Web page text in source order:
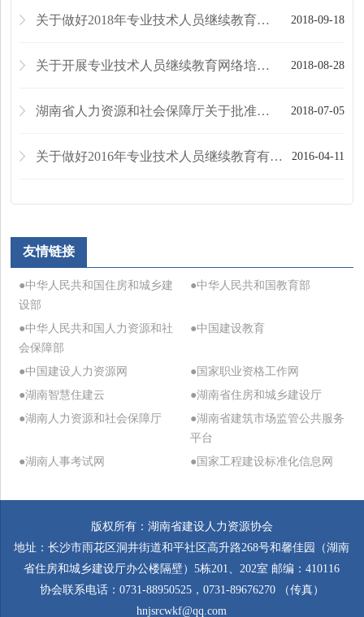
2018-09-18
关于做好2018年专业技术人员继续教育有关工作的通知
2018-08-28
关于开展专业技术人员继续教育网络培训的通知
2018-07-05
湖南省人力资源和社会保障厅关于批准湖南省保密技术服务中心等单位为省级专业技术人员继续教...
2016-04-11
关于做好2016年专业技术人员继续教育有关工作的通知
友情链接
●中华人民共和国住房和城乡建
设部
●中华人民共和国教育部
●中华人民共和国人力资源和社
会保障部
●中国建设教育
●中国建设人力资源网
●国家职业资格工作网
●湖南智慧住建云
●湖南省住房和城乡建设厅
●湖南人力资源和社会保障厅
●湖南省建筑市场监管公共服务
平台
●湖南人事考试网
●国家工程建设标准化信息网
版权所有：湖南省建设人力资源协会
地址：长沙市雨花区洞井街道和平社区高升路268号和馨佳园（湖南
省住房和城乡建设厅办公楼隔壁）5栋201、202室 邮编：410116
协会联系电话：0731-88950525，0731-89676270 （传真）
hnjsrcwkf@qq.com